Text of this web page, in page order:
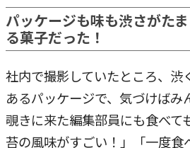
パッケージも味も渋さがた
る菓子だった！
社内で撮影していたところ、渋
あるパッケージで、気づけばみ
覗きに来た編集部員にも食べて
苔の風味がすごい！」「一度食